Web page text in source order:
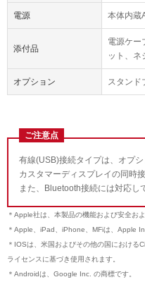
電源 本体内蔵
添付品
電源ケー
ット、ネ
オプション スタンド
ご注意点
有線(USB)接続タイプは、オプ
カスタマーディスプレイの同時
また、Bluetooth接続には対応し
＊Apple社は、本製品の機能および安全お
＊Apple、iPad、iPhone、MFiは、Apple
＊IOSは、米国およびその他の国における
ライセンスに基づき使用されます。
＊Androidは、Google Inc. の商標です。